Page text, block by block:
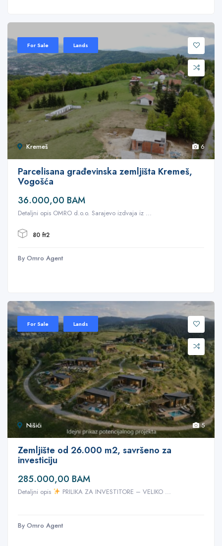
Kremeš
For Sale Lands
6
Parcelisana građevinska zemljišta Kremeš,
Vogošća
36.000,00 BAM
Detaljni opis OMRO d.o.o. Sarajevo izdvaja iz ...
80 ft2
By Omro Agent
Nišići
For Sale Lands
5
Zemljište od 26.000 m2, savršeno za
investiciju
285.000,00 BAM
Detaljni opis PRILIKA ZA INVESTITORE – VELIKO ...
By Omro Agent